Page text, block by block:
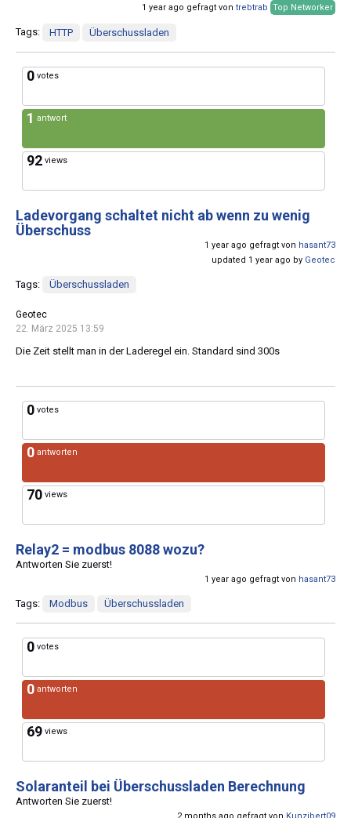
1 year ago gefragt von trebtrab Top Networker
Tags: HTTP Überschussladen
0 votes
1 antwort
92 views
Ladevorgang schaltet nicht ab wenn zu wenig
Überschuss
1 year ago gefragt von hasant73
updated 1 year ago by Geotec
Tags: Überschussladen
Geotec
22. März 2025 13:59
Die Zeit stellt man in der Laderegel ein. Standard sind 300s
0 votes
0 antworten
70 views
Relay2 = modbus 8088 wozu?
Antworten Sie zuerst!
1 year ago gefragt von hasant73
Tags: Modbus Überschussladen
0 votes
0 antworten
69 views
Solaranteil bei Überschussladen Berechnung
Antworten Sie zuerst!